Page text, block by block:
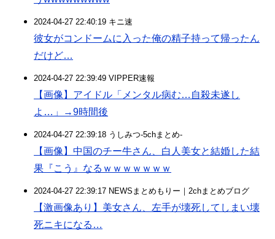
2024-04-27 22:40:19 キニ速
彼女がコンドームに入った俺の精子持って帰ったん
だけど…
2024-04-27 22:39:49 VIPPER速報
【画像】アイドル「メンタル病む…自殺未遂し
よ…」→9時間後
2024-04-27 22:39:18 うしみつ-5chまとめ-
【画像】中国のチー牛さん、白人美女と結婚した結
果『こう』なるｗｗｗｗｗｗｗ
2024-04-27 22:39:17 NEWSまとめもりー｜2chまとめブログ
【激画像あり】美女さん、左手が壊死してしまい壊
死ニキになる…